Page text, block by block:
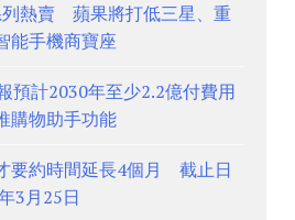
熱賣 蘋果將打低三星、重
能手機商寶座
預計2030年至少2.2億付費用
物助手功能
要約時間延長4個月 截止日
3月25日